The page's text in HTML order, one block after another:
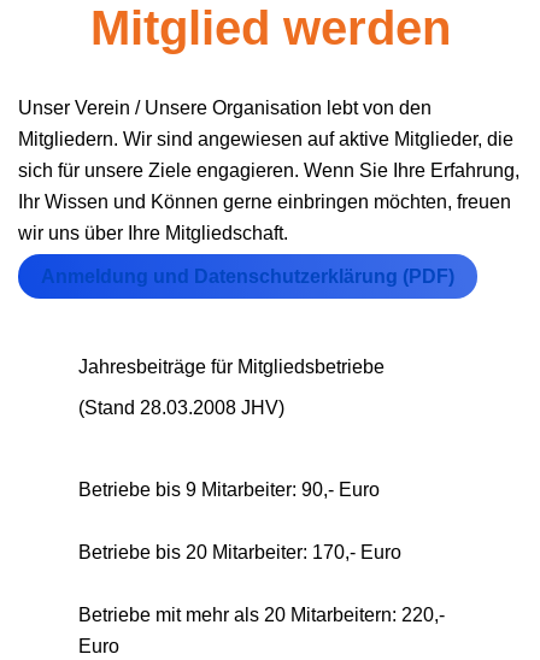
Mitglied werden
Unser Verein / Unsere Organisation lebt von den
Mitgliedern. Wir sind angewiesen auf aktive Mitglieder, die
sich für unsere Ziele engagieren. Wenn Sie Ihre Erfahrung,
Ihr Wissen und Können gerne einbringen möchten, freuen
wir uns über Ihre Mitgliedschaft.
Anmeldung und Datenschutzerklärung (PDF)
Jahresbeiträge für Mitgliedsbetriebe
(Stand 28.03.2008 JHV)
Betriebe bis 9 Mitarbeiter: 90,- Euro
Betriebe bis 20 Mitarbeiter: 170,- Euro
Betriebe mit mehr als 20 Mitarbeitern: 220,-
Euro